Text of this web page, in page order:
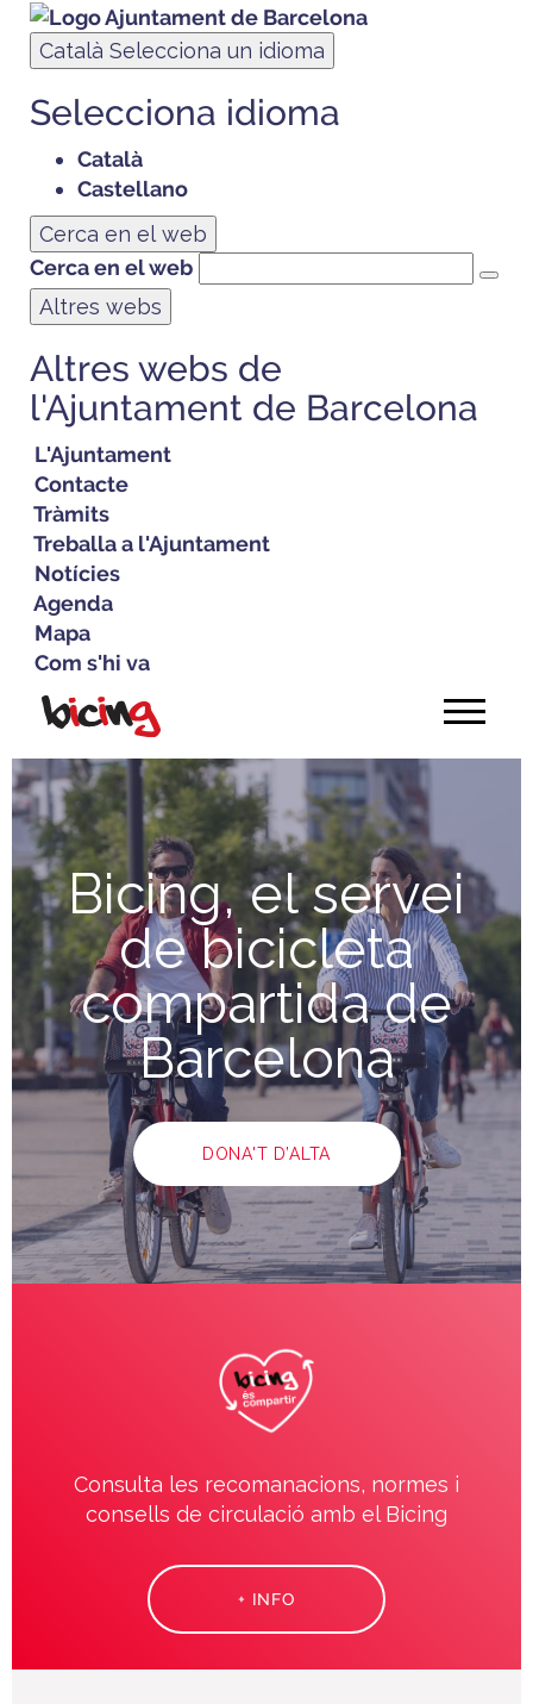
Català Selecciona un idioma
Selecciona idioma
Català
Castellano
Cerca en el web
Cerca en el web
Altres webs
Altres webs de
l'Ajuntament de Barcelona
L'Ajuntament
Contacte
Tràmits
Treballa a l'Ajuntament
Notícies
Agenda
Mapa
Com s'hi va
Vés
Bicing, el servei
de bicicleta
compartida de
Barcelona
DONA'T D’ALTA
Consulta les recomanacions, normes i
consells de circulació amb el Bicing
+ INFO